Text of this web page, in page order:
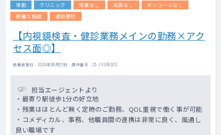
10:00 横浜院にご出勤 アシスタントが訪
たり30～40分、再診1件あたり15分ほど）
17:30 早めに帰院 書類作成やカルテの追
記
19:00 横浜院をご退勤
【主な対象】
ビジネスパーソンや若年層中心 ※1日6～10
件目安（居宅メイン）
常勤 クリニック 残業なし 当直なし
オンコールなし
綺麗な施設
通勤便利
【内視鏡検査・健診業務メインの勤務×アク
セス面◎】
掲載更新日 : 2026年08月05日 案件番号 : 25-JV309105
担当エージェントより
・最寄り駅徒歩1分の好立地
・残業はほとんど無く定時のご勤務、QOL重視で働く事が可能
・コメディカル、事務、他職員間の連携は非常に良く、風通し
良い職場です